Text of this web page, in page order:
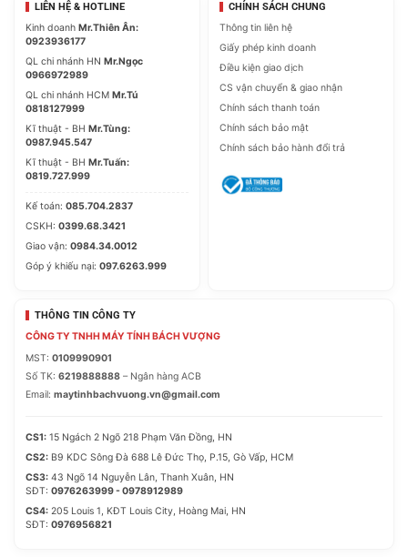
LIÊN HỆ & HOTLINE
Kinh doanh Mr.Thiên Ân:
0923936177
QL chi nhánh HN Mr.Ngọc
0966972989
QL chi nhánh HCM Mr.Tú
0818127999
Kĩ thuật - BH Mr.Tùng:
0987.945.547
Kĩ thuật - BH Mr.Tuấn:
0819.727.999
Kế toán: 085.704.2837
CSKH: 0399.68.3421
Giao vận: 0984.34.0012
Góp ý khiếu nại: 097.6263.999
CHÍNH SÁCH CHUNG
Thông tin liên hệ
Giấy phép kinh doanh
Điều kiện giao dịch
CS vận chuyển & giao nhận
Chính sách thanh toán
Chính sách bảo mật
Chính sách bảo hành đổi trả
THÔNG TIN CÔNG TY
CÔNG TY TNHH MÁY TÍNH BÁCH VƯỢNG
MST: 0109990901
Số TK: 6219888888 – Ngân hàng ACB
Email: maytinhbachvuong.vn@gmail.com
CS1: 15 Ngách 2 Ngõ 218 Phạm Văn Đồng, HN
CS2: B9 KDC Sông Đà 688 Lê Đức Thọ, P.15, Gò Vấp, HCM
CS3: 43 Ngõ 14 Nguyễn Lân, Thanh Xuân, HN
SĐT: 0976263999 - 0978912989
CS4: 205 Louis 1, KĐT Louis City, Hoàng Mai, HN
SĐT: 0976956821